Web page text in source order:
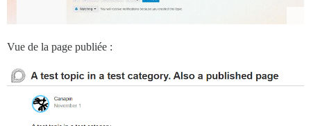
Vue de la page publiée :